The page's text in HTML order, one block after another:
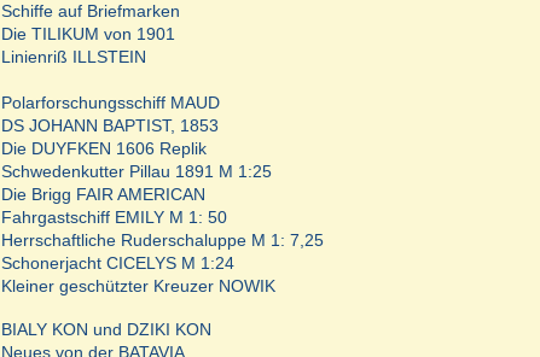
Schiffe auf Briefmarken
Die TILIKUM von 1901
Linienriß ILLSTEIN
Polarforschungsschiff MAUD
DS JOHANN BAPTIST, 1853
Die DUYFKEN 1606 Replik
Schwedenkutter Pillau 1891 M 1:25
Die Brigg FAIR AMERICAN
Fahrgastschiff EMILY M 1: 50
Herrschaftliche Ruderschaluppe M 1: 7,25
Schonerjacht CICELYS M 1:24
Kleiner geschützter Kreuzer NOWIK
BIALY KON und DZIKI KON
Neues von der BATAVIA